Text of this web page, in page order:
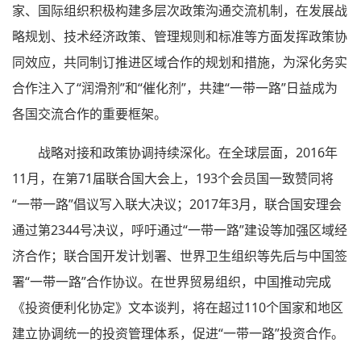
家、国际组织积极构建多层次政策沟通交流机制，在发展战
略规划、技术经济政策、管理规则和标准等方面发挥政策协
同效应，共同制订推进区域合作的规划和措施，为深化务实
合作注入了“润滑剂”和“催化剂”，共建“一带一路”日益成为
各国交流合作的重要框架。
战略对接和政策协调持续深化。在全球层面，2016年
11月，在第71届联合国大会上，193个会员国一致赞同将
“一带一路”倡议写入联大决议；2017年3月，联合国安理会
通过第2344号决议，呼吁通过“一带一路”建设等加强区域经
济合作；联合国开发计划署、世界卫生组织等先后与中国签
署“一带一路”合作协议。在世界贸易组织，中国推动完成
《投资便利化协定》文本谈判，将在超过110个国家和地区
建立协调统一的投资管理体系，促进“一带一路”投资合作。